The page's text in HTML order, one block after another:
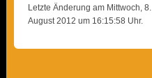
Letzte Änderung am Mittwoch, 8.
August 2012 um 16:15:58 Uhr.